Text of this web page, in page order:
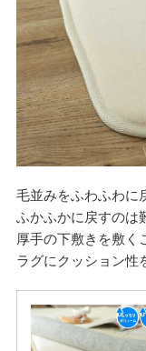
毛並みをふわふわに
ふかふかに戻すのは
厚手の下敷きを敷く
ラグにクッション性